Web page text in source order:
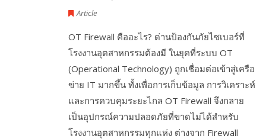
Article
OT Firewall คืออะไร? ด่านป้องกันภัยไซเบอร์ที่
โรงงานอุตสาหกรรมต้องมี ในยุคที่ระบบ OT
(Operational Technology) ถูกเชื่อมต่อเข้าสู่เครือ
ข่าย IT มากขึ้น ทั้งเพื่อการเก็บข้อมูล การวิเคราะห์
และการควบคุมระยะไกล OT Firewall จึงกลาย
เป็นอุปกรณ์ความปลอดภัยที่ขาดไม่ได้สำหรับ
โรงงานอุตสาหกรรมทุกแห่ง ต่างจาก Firewall